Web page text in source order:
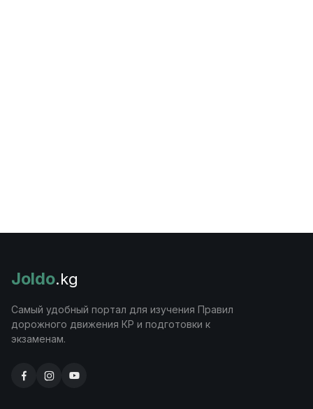
Joldo.kg
Самый удобный портал для изучения Правил
дорожного движения КР и подготовки к
экзаменам.